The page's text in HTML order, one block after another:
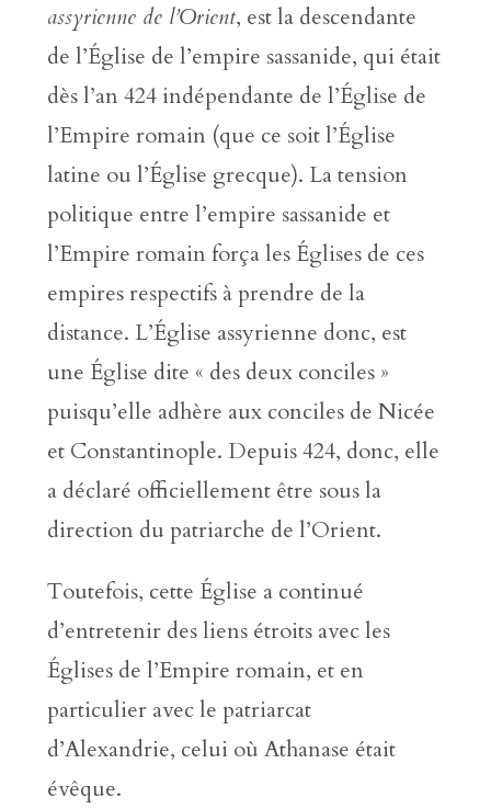
assyrienne de l’Orient, est la descendante
de l’Église de l’empire sassanide, qui était
dès l’an 424 indépendante de l’Église de
l’Empire romain (que ce soit l’Église
latine ou l’Église grecque). La tension
politique entre l’empire sassanide et
l’Empire romain força les Églises de ces
empires respectifs à prendre de la
distance. L’Église assyrienne donc, est
une Église dite « des deux conciles »
puisqu’elle adhère aux conciles de Nicée
et Constantinople. Depuis 424, donc, elle
a déclaré officiellement être sous la
direction du patriarche de l’Orient.
Toutefois, cette Église a continué
d’entretenir des liens étroits avec les
Églises de l’Empire romain, et en
particulier avec le patriarcat
d’Alexandrie, celui où Athanase était
évêque.